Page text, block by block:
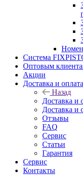
Система
Оптовым
Акции
Доставка и оплата
Назад
Доставка и
Доставка и
Отзывы
FAQ
Сервис
Статьи
Гарантия
Сервис
Контакты